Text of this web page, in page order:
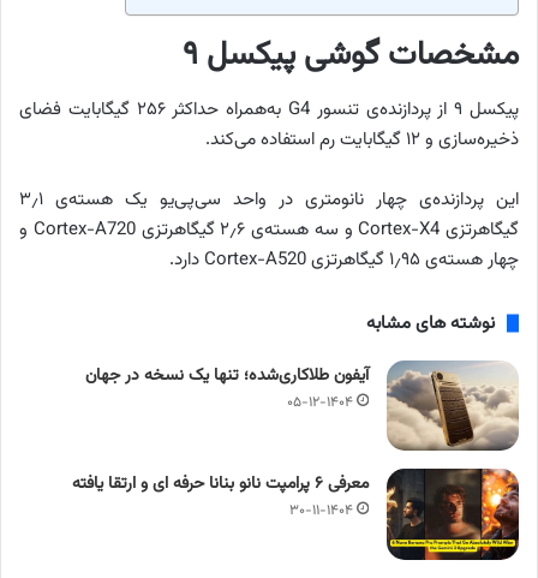
مشخصات گوشی پیکسل ۹
پیکسل ۹ از پردازنده‌ی تنسور G4 به‌همراه حداکثر ۲۵۶ گیگابایت فضای
ذخیره‌سازی و ۱۲ گیگابایت رم استفاده می‌کند.
این پردازنده‌ی چهار نانومتری در واحد سی‌پی‌یو یک هسته‌ی ۳٫۱
گیگاهرتزی Cortex-X4 و سه هسته‌ی ۲٫۶ گیگاهرتزی Cortex-A720 و
چهار هسته‌ی ۱٫۹۵ گیگاهرتزی Cortex-A520 دارد.
نوشته های مشابه
آیفون طلاکاری‌شده؛ تنها یک نسخه در جهان
۰۵-۱۲-۱۴۰۴
معرفی ۶ پرامپت‌ نانو بنانا حرفه ای و ارتقا یافته
۳۰-۱۱-۱۴۰۴